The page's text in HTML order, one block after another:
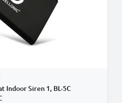
Indoor Siren 1, BL-5C